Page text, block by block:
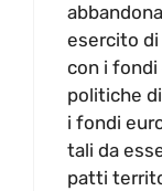
esercito
con i fondi
politiche
i fondi
tali da
patti